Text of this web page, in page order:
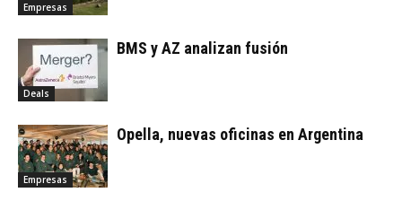
Empresas
Deals
BMS y AZ analizan fusión
Empresas
Opella, nuevas oficinas en Argentina